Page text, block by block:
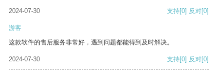
2024-07-30
支持[0] 反对[0]
游客
这款软件的售后服务非常好，遇到问题都能得到及时解决。
2024-07-30 支持[0] 反对[0]